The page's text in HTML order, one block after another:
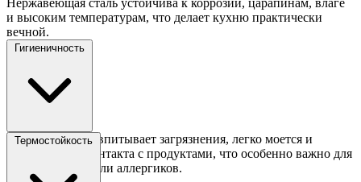
Нержавеющая сталь устойчива к коррозии, царапинам, влаге
и высоким температурам, что делает кухню практически
вечной.
Гигиеничность
Поверхность не впитывает загрязнения, легко моется и
безопасна для контакта с продуктами, что особенно важно для
семей с детьми или аллергиков.
Термостойкость